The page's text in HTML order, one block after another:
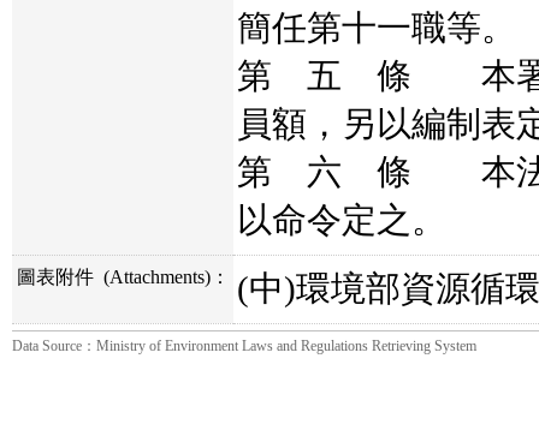
簡任第十一職等。
第 五 條 本署
員額，另以編制表
第 六 條 本法
以命令定之。
圖表附件 (Attachments)： (中)環境部資源循
Data Source：Ministry of Environment Laws and Regulations Retrieving System